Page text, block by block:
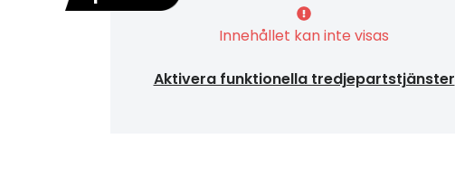
Innehållet kan inte visas
Aktivera funktionella tredjepartstjänster